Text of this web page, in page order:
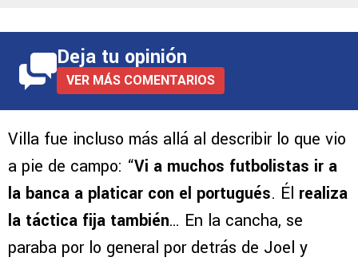
Deja tu opinión
VER MÁS COMENTARIOS
Villa fue incluso más allá al describir lo que vio
a pie de campo: “Vi a muchos futbolistas ir a
la banca a platicar con el portugués. Él realiza
la táctica fija también… En la cancha, se
paraba por lo general por detrás de Joel y